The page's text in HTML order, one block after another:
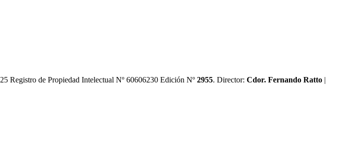
Registro de Propiedad Intelectual Nº 60606230 Edición Nº 2955. Director:​ Cdor. Fernando Ratto |